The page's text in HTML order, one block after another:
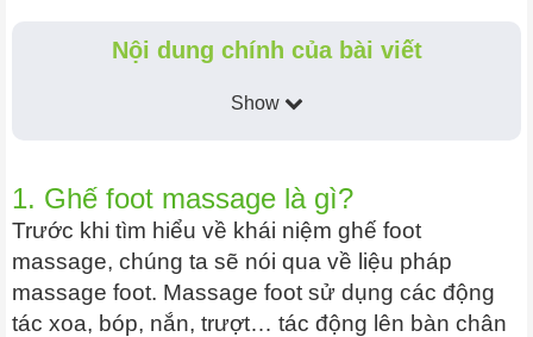
Nội dung chính của bài viết
Show
1. Ghế foot massage là gì?
Trước khi tìm hiểu về khái niệm ghế foot
massage, chúng ta sẽ nói qua về liệu pháp
massage foot. Massage foot sử dụng các động
tác xoa, bóp, nắn, trượt… tác động lên bàn chân